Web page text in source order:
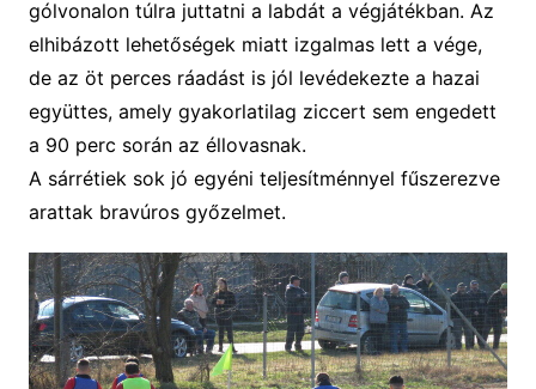
gólvonalon túlra juttatni a labdát a végjátékban. Az
elhibázott lehetőségek miatt izgalmas lett a vége,
de az öt perces ráadást is jól levédekezte a hazai
együttes, amely gyakorlatilag ziccert sem engedett
a 90 perc során az éllovasnak.
A sárrétiek sok jó egyéni teljesítménnyel fűszerezve
arattak bravúros győzelmet.